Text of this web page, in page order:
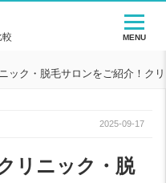
ック・脱毛サロンをご紹介！ク
2025-09-17
リニック・脱
MENU